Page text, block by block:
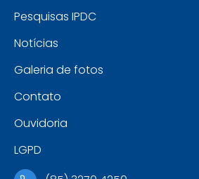
Pesquisas IPDC
Notícias
Galeria de fotos
Contato
Ouvidoria
LGPD